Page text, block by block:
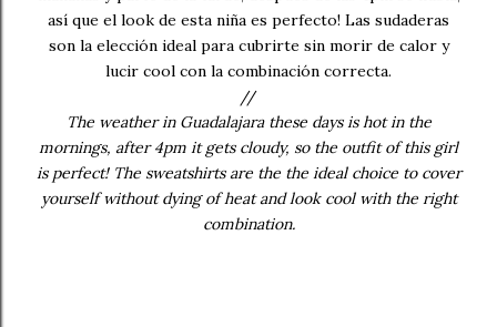
así que el look de esta niña es perfecto! Las sudaderas
son la elección ideal para cubrirte sin morir de calor y
lucir cool con la combinación correcta.
//
The weather in Guadalajara these days is hot in the
mornings, after 4pm it gets cloudy, so the outfit of this girl
is perfect! The sweatshirts are the the ideal choice to cover
yourself without dying of heat and look cool with the right
combination.